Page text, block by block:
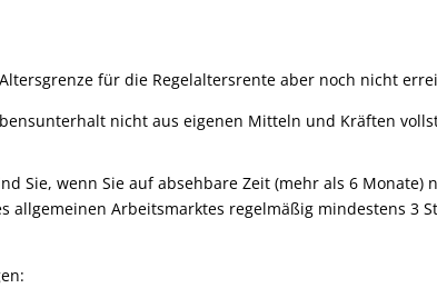
für die Regelaltersrente aber noch nicht
nicht aus eigenen Mitteln und Kräften
Sie, wenn Sie auf absehbare Zeit (mehr als 6 Monate)
allgemeinen Arbeitsmarktes regelmäßig mindestens 3